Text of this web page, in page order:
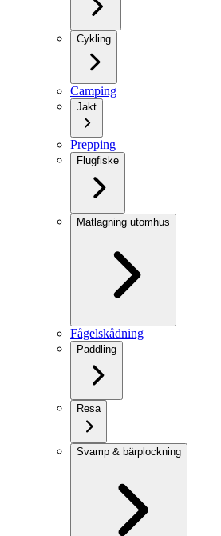
Cykling
Camping
Jakt
Prepping
Flugfiske
Matlagning utomhus
Fågelskådning
Paddling
Resa
Svamp & bärplockning